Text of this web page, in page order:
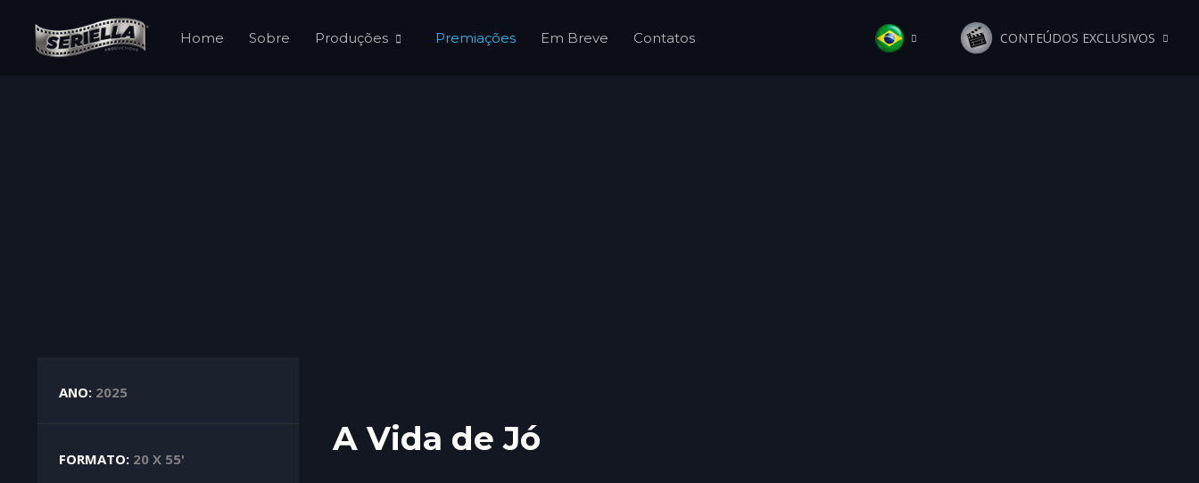
Home Sobre Produções Premiações Em Breve Contatos CONTEÚDOS EXCLUSIVOS
ANO: 2025
FORMATO: 20 X 55'
A Vida de Jó